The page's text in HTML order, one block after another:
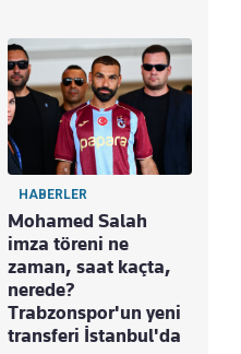
HABERLER
Mohamed Salah
imza töreni ne
zaman, saat kaçta,
nerede?
Trabzonspor'un yeni
transferi İstanbul'da